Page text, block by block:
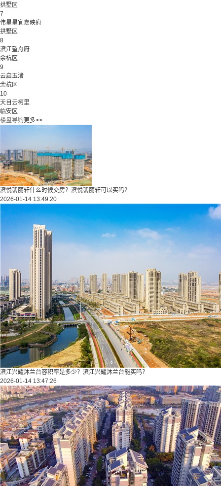
拱墅区
7
伟星星宜嘉映府
拱墅区
8
滨江望舟府
余杭区
9
云启玉渚
余杭区
10
天目云柯里
临安区
楼盘导购更多>>
滨悦翡丽轩什么时候交房？滨悦翡丽轩可以买吗？
2026-01-14 13:49:20
滨江兴耀沐兰台容积率是多少？滨江兴耀沐兰台能买吗？
2026-01-14 13:47:26